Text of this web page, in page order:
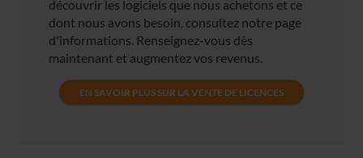
découvrir les logiciels que nous achetons et ce
dont nous avons besoin, consultez notre page
d'informations. Renseignez-vous dès
maintenant et augmentez vos revenus.
EN SAVOIR PLUS SUR LA VENTE DE LICENCES